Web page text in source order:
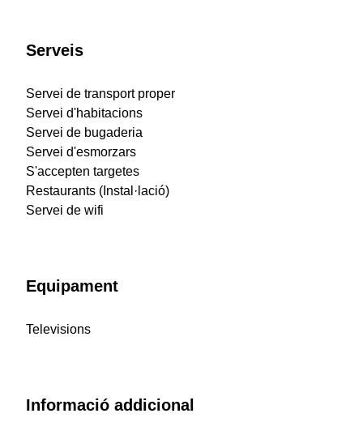
Serveis
Servei de transport proper
Servei d'habitacions
Servei de bugaderia
Servei d'esmorzars
S'accepten targetes
Restaurants (Instal·lació)
Servei de wifi
Equipament
Televisions
Informació addicional